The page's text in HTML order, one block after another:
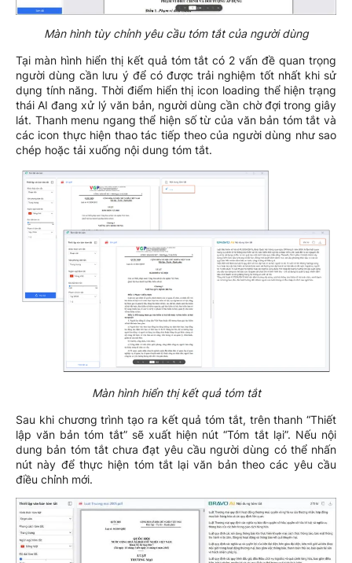
Màn hình tùy chỉnh yêu cầu tóm tắt của người dùng
Tại màn hình hiển thị kết quả tóm tắt có 2 vấn đề quan trọng
người dùng cần lưu ý để có được trải nghiệm tốt nhất khi sử
dụng tính năng. Thời điểm hiển thị icon loading thể hiện trạng
thái AI đang xử lý văn bản, người dùng cần chờ đợi trong giây
lát. Thanh menu ngang thể hiện số từ của văn bản tóm tắt và
các icon thực hiện thao tác tiếp theo của người dùng như sao
chép hoặc tải xuống nội dung tóm tắt.
Màn hình hiển thị kết quả tóm tắt
Sau khi chương trình tạo ra kết quả tóm tắt, trên thanh “Thiết
lập văn bản tóm tắt” sẽ xuất hiện nút “Tóm tắt lại”. Nếu nội
dung bản tóm tắt chưa đạt yêu cầu người dùng có thể nhấn
nút này để thực hiện tóm tắt lại văn bản theo các yêu cầu
điều chỉnh mới.